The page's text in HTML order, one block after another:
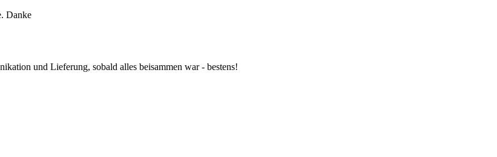
Danke
und Lieferung, sobald alles beisammen war - bestens!